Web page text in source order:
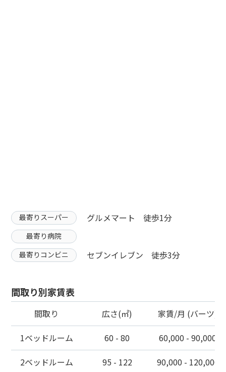
最寄りスーパー グルメマート 徒歩1分
最寄り病院
最寄りコンビニ
セブンイレブン 徒歩3分
間取り別家賃表
間取り 広さ(㎡)
家賃/月 (バーツ)
1ベッドルーム
60 - 80
60,000 - 90,000
2ベッドルーム
95 - 122
90,000 - 120,000